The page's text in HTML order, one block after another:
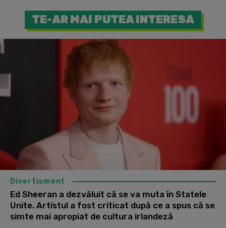
TE-AR MAI PUTEA INTERESA
Divertisment
Ed Sheeran a dezvăluit că se va muta în Statele
Unite. Artistul a fost criticat după ce a spus că se
simte mai apropiat de cultura irlandeză